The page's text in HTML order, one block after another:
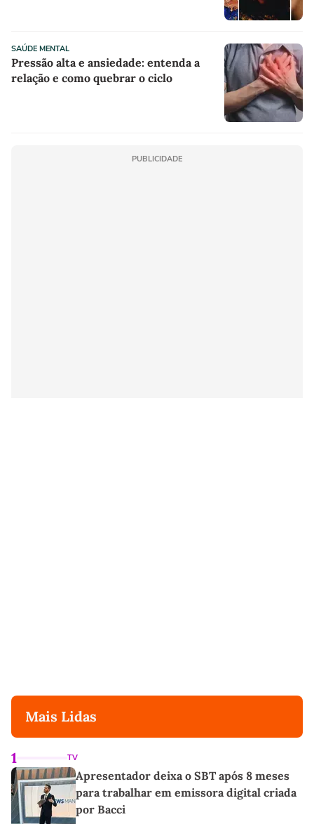
SAÚDE MENTAL
Pressão alta e ansiedade: entenda a
relação e como quebrar o ciclo
PUBLICIDADE
Mais Lidas
1 TV
Apresentador deixa o SBT após 8 meses
para trabalhar em emissora digital criada
por Bacci